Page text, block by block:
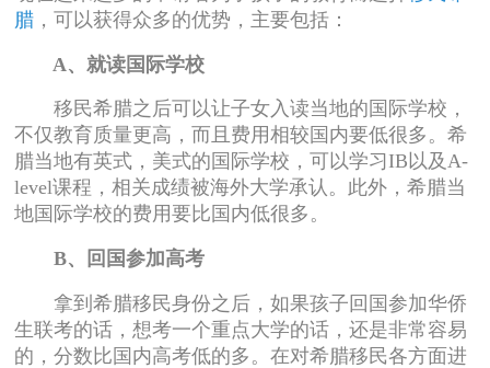
腊 ，可以获得众多的优势，主要包括：
A、就读国际学校
移民希腊之后可以让子女入读当地的国际学校，
不仅教育质量更高，而且费用相较国内要低很多。希
腊当地有英式，美式的国际学校，可以学习IB以及A-
level课程，相关成绩被海外大学承认。此外，希腊当
地国际学校的费用要比国内低很多。
B、回国参加高考
拿到希腊移民身份之后，如果孩子回国参加华侨
生联考的话，想考一个重点大学的话，还是非常容易
的，分数比国内高考低的多。在对希腊移民各方面进